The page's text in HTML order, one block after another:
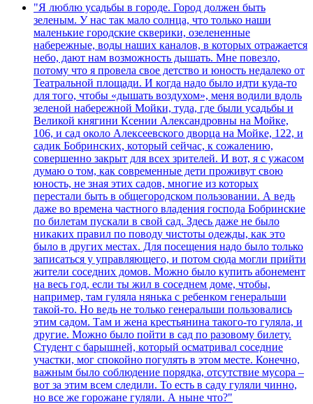
"Я люблю усадьбы в городе. Город должен быть
зеленым. У нас так мало солнца, что только наши
маленькие городские скверики, озелененные
набережные, воды наших каналов, в которых отражается
небо, дают нам возможность дышать. Мне повезло,
потому что я провела свое детство и юность недалеко от
Театральной площади. И когда надо было идти куда-то
для того, чтобы «дышать воздухом», меня водили вдоль
зеленой набережной Мойки, туда, где были усадьбы и
Великой княгини Ксении Александровны на Мойке,
106, и сад около Алексеевского дворца на Мойке, 122, и
садик Бобринских, который сейчас, к сожалению,
совершенно закрыт для всех зрителей. И вот, я с ужасом
думаю о том, как современные дети проживут свою
юность, не зная этих садов, многие из которых
перестали быть в общегородском пользовании. А ведь
даже во времена частного владения господа Бобринские
по билетам пускали в свой сад. Здесь даже не было
никаких правил по поводу чистоты одежды, как это
было в других местах. Для посещения надо было только
записаться у управляющего, и потом сюда могли прийти
жители соседних домов. Можно было купить абонемент
на весь год, если ты жил в соседнем доме, чтобы,
например, там гуляла нянька с ребенком генеральши
такой-то. Но ведь не только генеральши пользовались
этим садом. Там и жена крестьянина такого-то гуляла, и
другие. Можно было пойти в сад по разовому билету.
Студент с барышней, который осматривал соседние
участки, мог спокойно погулять в этом месте. Конечно,
важным было соблюдение порядка, отсутствие мусора –
вот за этим всем следили. То есть в саду гуляли чинно,
но все же горожане гуляли. А ныне что?"